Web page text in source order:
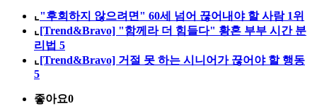
⌞"후회하지 않으려면" 60세 넘어 끊어내야 할 사람 1위
⌞[Trend&Bravo] "함께라 더 힘들다" 황혼 부부 시간 분
리법 5
⌞[Trend&Bravo] 거절 못 하는 시니어가 끊어야 할 행동
5
좋아요0